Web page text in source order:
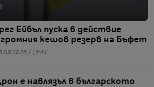
Ейбъл пуска в действие
кешов резерв на Бъфет
/ 16:44
е навлязъл в българското